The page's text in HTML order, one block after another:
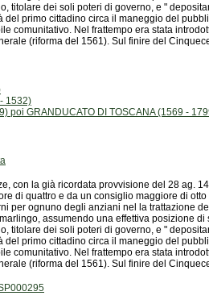
(riforma del 1561). Sul finire del
1532)
poi GRANDUCATO DI TOSCANA (1569 -
(riforma del 1561). Sul finire del